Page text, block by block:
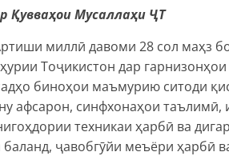
Қувваҳои Мусаллаҳи ҶТ
миллӣ давоми 28 сол маҳз
Тоҷикистон дар
биноҳои маъмурию ситоди
афсарон, синфхонаҳои
техникаи ҳарбӣ ва
баланд, ҷавобгӯйи меъёри ҳарбӣ